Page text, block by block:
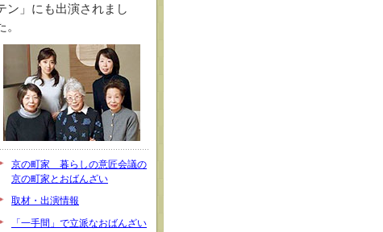
ン」にも出演されまし
。
京の町家 暮らしの意匠会議の
京の町家とおばんざい
取材・出演情報
「一手間」で立派なおばんざい